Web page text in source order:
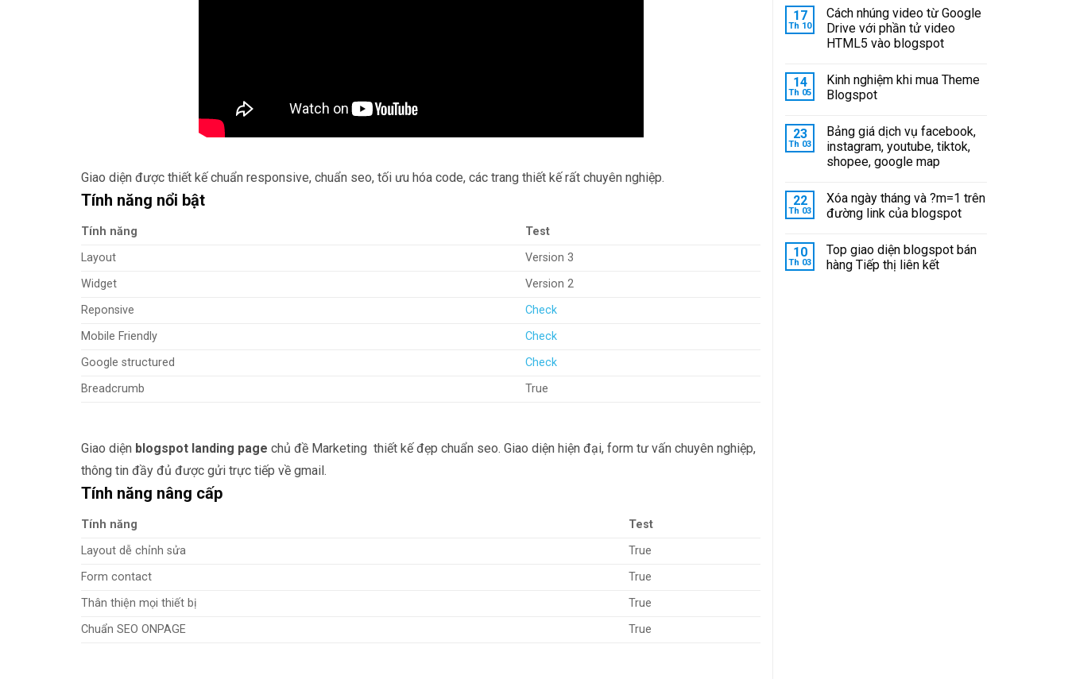
Giao diện được thiết kế chuẩn responsive, chuẩn seo, tối ưu hóa code, các trang thiết kế rất chuyên nghiệp.
Tính năng nổi bật
Tính năng
Test
Layout
Version 3
Widget
Version 2
Reponsive
Check
Mobile Friendly
Check
Google structured
Check
Breadcrumb
True
Giao diện blogspot landing page chủ đề Marketing thiết kế đẹp chuẩn seo. Giao diện hiện đại, form tư vấn chuyên nghiệp,
thông tin đầy đủ được gửi trực tiếp về gmail.
Tính năng nâng cấp
Tính năng
Test
Layout dễ chỉnh sửa
True
Form contact
True
Thân thiện mọi thiết bị
True
Chuẩn SEO ONPAGE
True
17
Th 10
Cách nhúng video từ Google
Drive với phần tử video
HTML5 vào blogspot
14
Th 05
Kinh nghiệm khi mua Theme
Blogspot
23
Th 03
Bảng giá dịch vụ facebook,
instagram, youtube, tiktok,
shopee, google map
22
Th 03
Xóa ngày tháng và ?m=1 trên
đường link của blogspot
10
Th 03
Top giao diện blogspot bán
hàng Tiếp thị liên kết